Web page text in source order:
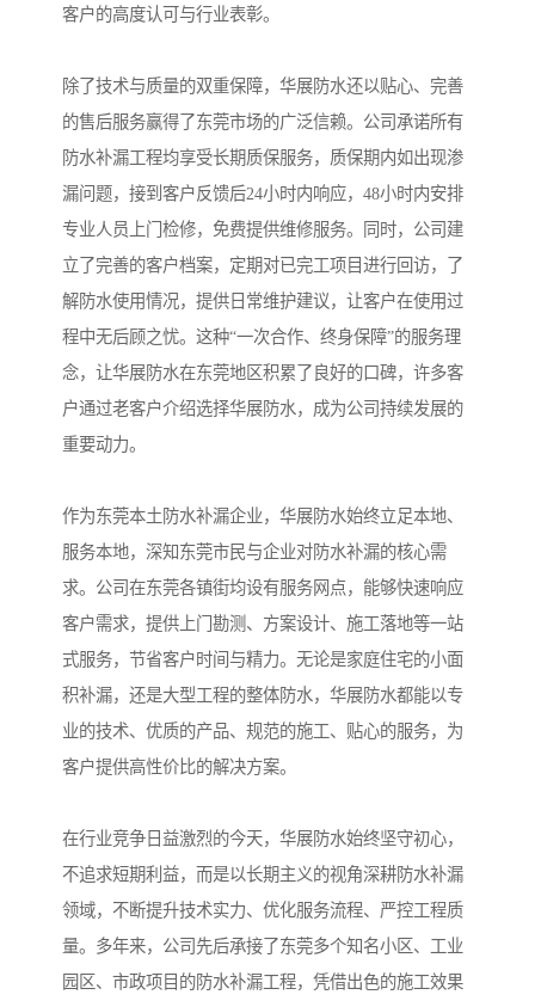
客户的高度认可与行业表彰。
除了技术与质量的双重保障，华展防水还以贴心、完善
的售后服务赢得了东莞市场的广泛信赖。公司承诺所有
防水补漏工程均享受长期质保服务，质保期内如出现渗
漏问题，接到客户反馈后24小时内响应，48小时内安排
专业人员上门检修，免费提供维修服务。同时，公司建
立了完善的客户档案，定期对已完工项目进行回访，了
解防水使用情况，提供日常维护建议，让客户在使用过
程中无后顾之忧。这种“一次合作、终身保障”的服务理
念，让华展防水在东莞地区积累了良好的口碑，许多客
户通过老客户介绍选择华展防水，成为公司持续发展的
重要动力。
作为东莞本土防水补漏企业，华展防水始终立足本地、
服务本地，深知东莞市民与企业对防水补漏的核心需
求。公司在东莞各镇街均设有服务网点，能够快速响应
客户需求，提供上门勘测、方案设计、施工落地等一站
式服务，节省客户时间与精力。无论是家庭住宅的小面
积补漏，还是大型工程的整体防水，华展防水都能以专
业的技术、优质的产品、规范的施工、贴心的服务，为
客户提供高性价比的解决方案。
在行业竞争日益激烈的今天，华展防水始终坚守初心，
不追求短期利益，而是以长期主义的视角深耕防水补漏
领域，不断提升技术实力、优化服务流程、严控工程质
量。多年来，公司先后承接了东莞多个知名小区、工业
园区、市政项目的防水补漏工程，凭借出色的施工效果